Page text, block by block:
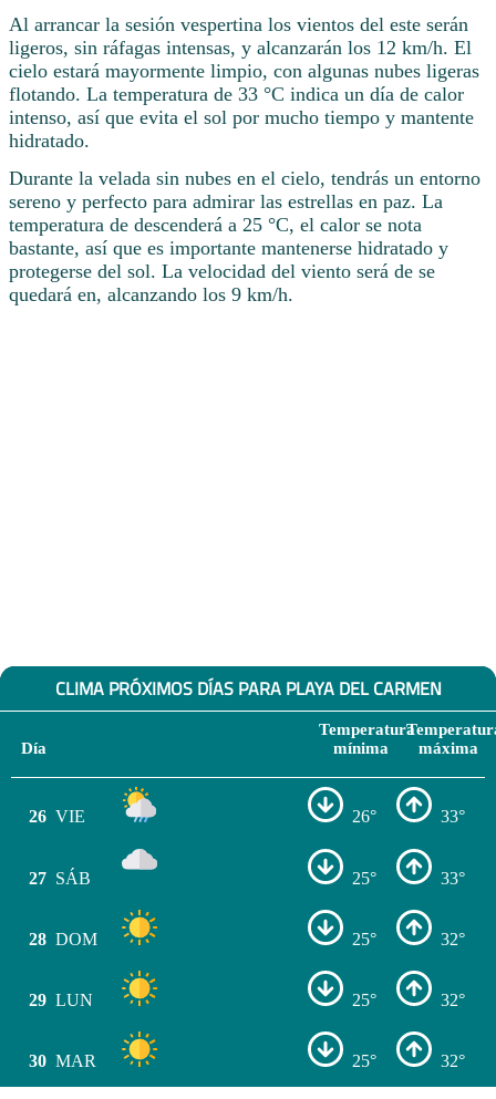
Al arrancar la sesión vespertina los vientos del este serán
ligeros, sin ráfagas intensas, y alcanzarán los 12 km/h. El
cielo estará mayormente limpio, con algunas nubes ligeras
flotando. La temperatura de 33 °C indica un día de calor
intenso, así que evita el sol por mucho tiempo y mantente
hidratado.
Durante la velada sin nubes en el cielo, tendrás un entorno
sereno y perfecto para admirar las estrellas en paz. La
temperatura de descenderá a 25 °C, el calor se nota
bastante, así que es importante mantenerse hidratado y
protegerse del sol. La velocidad del viento será de se
quedará en, alcanzando los 9 km/h.
CLIMA PRÓXIMOS DÍAS PARA PLAYA DEL CARMEN
Día
Temperatura
mínima
máxima
26 VIE 26° 33°
27 SÁB 25° 33°
28 DOM 25° 32°
29 LUN 25° 32°
30 MAR 25° 32°